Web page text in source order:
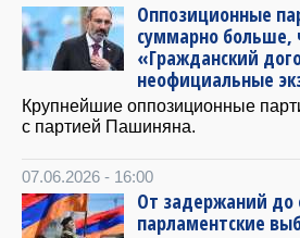
Оппозиционные
суммарно
«Гражданский
неофициальные
Крупнейшие оппозиционные
с партией Пашиняна.
07.06.2026 - 16:00
От задержаний до
парламентские